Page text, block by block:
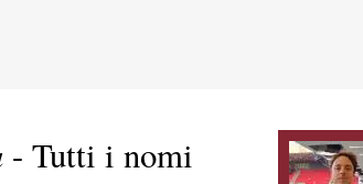
- Tutti i nomi